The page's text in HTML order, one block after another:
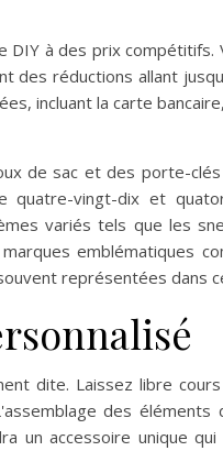
à des prix
réductions allant
incluant la carte
de sac et des porte-
vingt-dix et
variés tels que les
emblématiques
représentées dans
dite. Laissez libre
des éléments
un accessoire unique